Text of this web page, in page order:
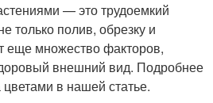
— это трудоемкий
только полив, обрезку и
еще множество факторов,
внешний вид. Подробнее
в нашей статье.